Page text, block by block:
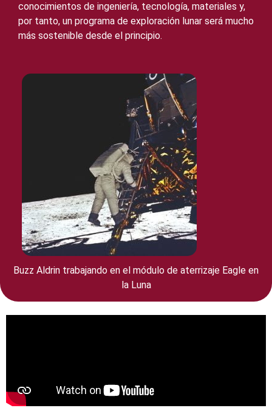
conocimientos de ingeniería, tecnología, materiales y,
por tanto, un programa de exploración lunar será mucho
más sostenible desde el principio.
Buzz Aldrin trabajando en el módulo de aterrizaje Eagle en
la Luna